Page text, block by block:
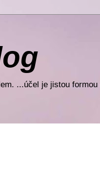
...účel je jistou